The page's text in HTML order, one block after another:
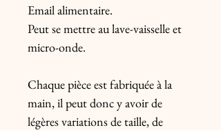
Email alimentaire.
Peut se mettre au lave-vaisselle et
micro-onde.
Chaque pièce est fabriquée à la
main, il peut donc y avoir de
légères variations de taille, de